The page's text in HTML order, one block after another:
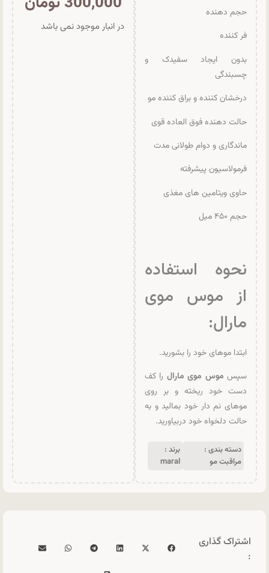
حجم دهنده
فر کننده
بدون ایجاد سفیدک و
چسبندگی
درخشان کننده و براق کننده مو
حالت دهنده فوق العاده قوی
ماندگاری و دوام طولانی مدت
فرمولاسیون پیشرفته
حاوی ویتامین های مغذی
حجم ۴۵۰ میل
نحوه استفاده
از موس موی
مارال:
ابتدا موهای خود را بشورید.
سپس موس موی مارال را کف
دست خود ریخته و بر روی
موهای نم دار خود بمالید و به
حالت دلخواه خود دربیاورید.
دسته بندی :
مراقبت مو
برند :
maral
در انبار موجود نمی باشد
اشتراک گذاری
: